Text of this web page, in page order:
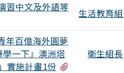
習中文及外語等
生活教育
年百億海外圓夢
一下』澳洲塔
實施計畫1份
衛生組長